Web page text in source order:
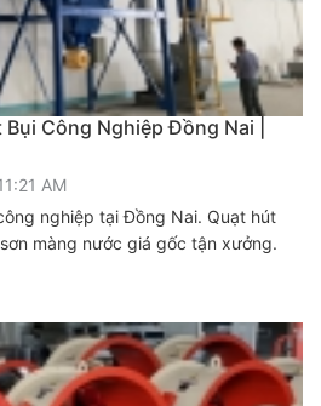
Công Nghiệp Đồng Nai |
AM
nghiệp tại Đồng Nai. Quạt hút
màng nước giá gốc tận xưởng.